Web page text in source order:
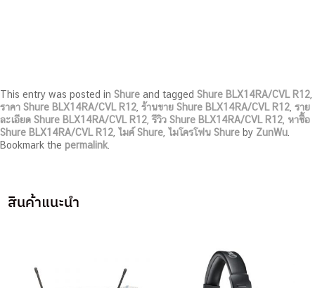
This entry was posted in Shure and tagged Shure BLX14RA/CVL R12
ราคา Shure BLX14RA/CVL R12 ร้านขาย Shure BLX14RA/CVL R12 ราย
ละเอียด Shure BLX14RA/CVL R12 ,รีวิว Shure BLX14RA/CVL R12 หาซื้อ
Shure BLX14RA/CVL R12 ไมค์ Shure ไมโครโฟน Shure by ZunWu
Bookmark the permalink
สินค้าแนะนำ